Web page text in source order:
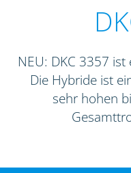
NEU: DKC 3357
Die Hybride ist
sehr hohen